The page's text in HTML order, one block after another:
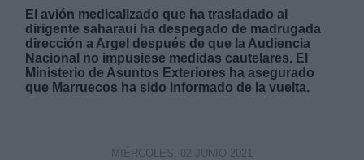
El avión medicalizado que ha trasladado al
dirigente saharaui ha despegado de madrugada
dirección a Argel después de que la Audiencia
Nacional no impusiese medidas cautelares. El
Ministerio de Asuntos Exteriores ha asegurado
que Marruecos ha sido informado de la vuelta.
MIÉRCOLES, 02 JUNIO 2021
Destinatarios: